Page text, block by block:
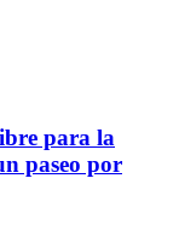
para la
paseo por